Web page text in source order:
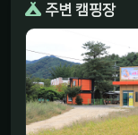
주변 캠핑장